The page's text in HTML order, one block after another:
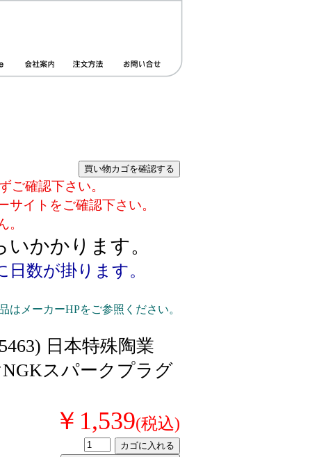
ご確認下さい。
イトをご確認下さい。
かかります。
数が掛ります。
メーカーHPをご参照ください。
日本特殊陶業
スパークプラグ
￥1,539(税込)